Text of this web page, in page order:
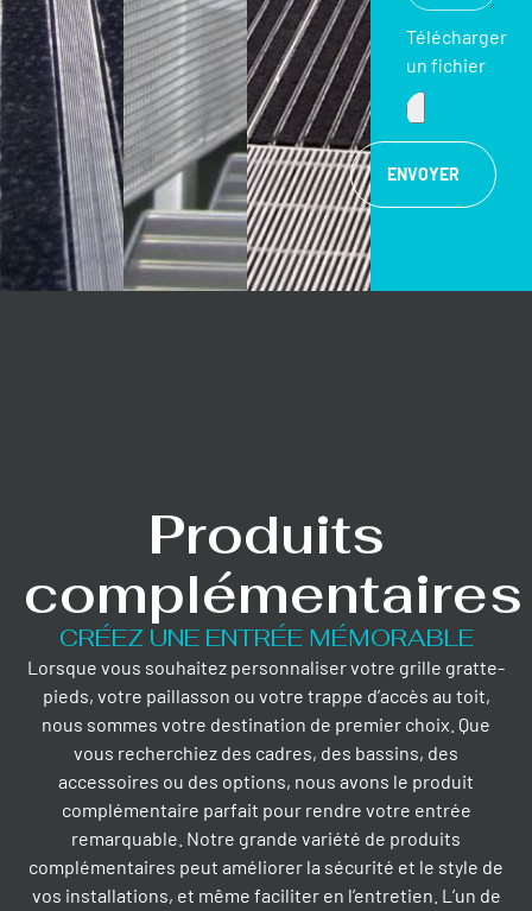
Télécharger
un fichier
ENVOYER
Produits
complémentaires
CRÉEZ UNE ENTRÉE MÉMORABLE
Lorsque vous souhaitez personnaliser votre grille gratte-
pieds, votre paillasson ou votre trappe d’accès au toit,
nous sommes votre destination de premier choix. Que
vous recherchiez des cadres, des bassins, des
accessoires ou des options, nous avons le produit
complémentaire parfait pour rendre votre entrée
remarquable. Notre grande variété de produits
complémentaires peut améliorer la sécurité et le style de
vos installations, et même faciliter en l’entretien. L’un de